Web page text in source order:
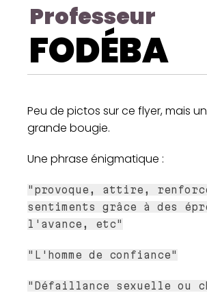
Professeur
FODÉBA
Peu de pictos sur ce flyer, mais
grande bougie.
Une phrase énigmatique :
"provoque, attire,
sentiments grâce à des
l'avance, etc"
"L'homme de confiance"
"Défaillance sexuelle ou